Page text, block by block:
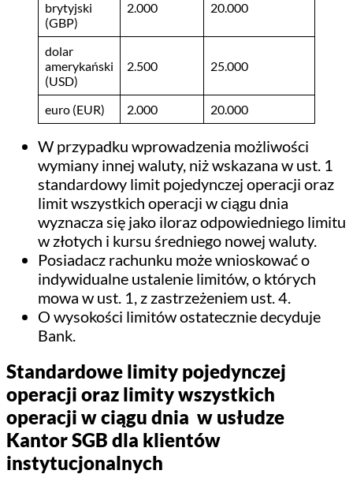
brytyjski
(GBP)
2.000 20.000
dolar
amerykański
(USD)
2.500 25.000
euro (EUR) 2.000 20.000
W przypadku wprowadzenia możliwości
wymiany innej waluty, niż wskazana w ust. 1
standardowy limit pojedynczej operacji oraz
limit wszystkich operacji w ciągu dnia
wyznacza się jako iloraz odpowiedniego limitu
w złotych i kursu średniego nowej waluty.
Posiadacz rachunku może wnioskować o
indywidualne ustalenie limitów, o których
mowa w ust. 1, z zastrzeżeniem ust. 4.
O wysokości limitów ostatecznie decyduje
Bank.
Standardowe limity pojedynczej
operacji oraz limity wszystkich
operacji w ciągu dnia w usłudze
Kantor SGB dla klientów
instytucjonalnych